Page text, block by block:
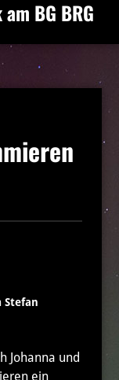
BG BRG
Stefan
Johanna und
ein